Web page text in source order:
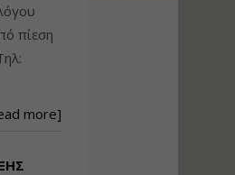
πίεση
more]
Αυτοτελούς
Αναστασία Μητρακάκη
6 ώρες